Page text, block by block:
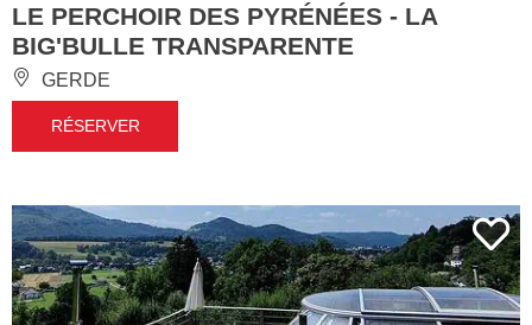
LE PERCHOIR DES PYRÉNÉES - LA
BIG'BULLE TRANSPARENTE
GERDE
RÉSERVER